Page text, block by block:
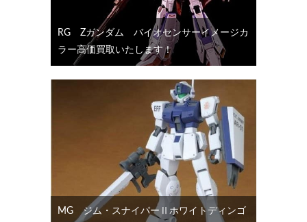
RG Ζガンダム バイオセンサーイメージカ
ラー高価買取いたします！
MG ジム・スナイパーⅡホワイトディンゴ